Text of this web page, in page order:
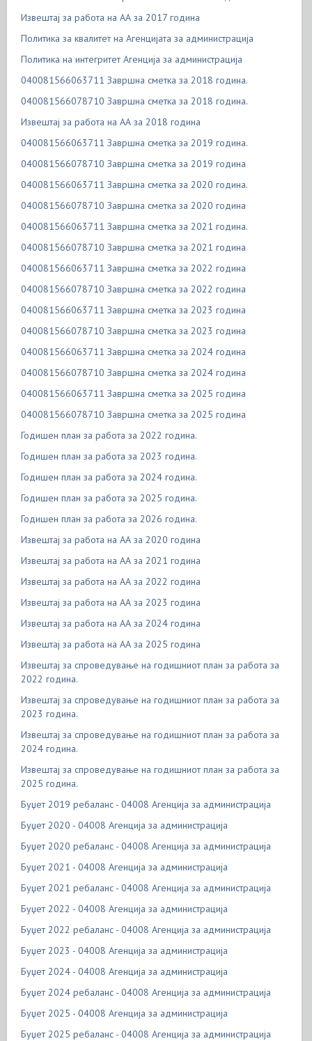
Извештај за работа на АА за 2017 година
Политика за квалитет на Агенцијата за администрација
Политика на интегритет Агенција за администрација
040081566063711 Завршна сметка за 2018 година.
040081566078710 Завршна сметка за 2018 година.
Извештај за работа на АА за 2018 година
040081566063711 Завршна сметка за 2019 година.
040081566078710 Завршна сметка за 2019 година
040081566063711 Завршна сметка за 2020 година.
040081566078710 Завршна сметка за 2020 година
040081566063711 Завршна сметка за 2021 година.
040081566078710 Завршна сметка за 2021 година
040081566063711 Завршна сметка за 2022 година
040081566078710 Завршна сметка за 2022 година
040081566063711 Завршна сметка за 2023 година
040081566078710 Завршна сметка за 2023 година
040081566063711 Завршна сметка за 2024 година
040081566078710 Завршна сметка за 2024 година
040081566063711 Завршна сметка за 2025 година
040081566078710 Завршна сметка за 2025 година
Годишен план за работа за 2022 година.
Годишен план за работа за 2023 година.
Годишен план за работа за 2024 година.
Годишен план за работа за 2025 година.
Годишен план за работа за 2026 година.
Извештај за работа на АА за 2020 година
Извештај за работа на АА за 2021 година
Извештај за работа на АА за 2022 година
Извештај за работа на АА за 2023 година
Извештај за работа на АА за 2024 година
Извештај за работа на АА за 2025 година
Извештај за спроведување на годишниот план за работа за
2022 година.
Извештај за спроведување на годишниот план за работа за
2023 година.
Извештај за спроведување на годишниот план за работа за
2024 година.
Извештај за спроведување на годишниот план за работа за
2025 година.
Буџет 2019 ребаланс - 04008 Агенција за администрација
Буџет 2020 - 04008 Агенција за администрација
Буџет 2020 ребаланс - 04008 Агенција за администрација
Буџет 2021 - 04008 Агенција за администрација
Буџет 2021 ребаланс - 04008 Агенција за администрација
Буџет 2022 - 04008 Агенција за администрација
Буџет 2022 ребаланс - 04008 Агенција за администрација
Буџет 2023 - 04008 Агенција за администрација
Буџет 2024 - 04008 Агенција за администрација
Буџет 2024 ребаланс - 04008 Агенција за администрација
Буџет 2025 - 04008 Агенција за администрација
Буџет 2025 ребаланс - 04008 Агенција за администрација